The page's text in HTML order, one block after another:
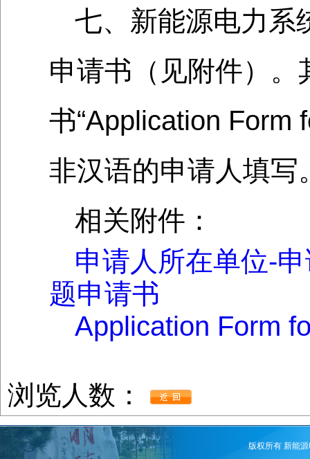
七、新能源电力系
申请书（见附件）
书“Application Form
非汉语的申请人填写
相关附件：
申请人所在单位-
题申请书
Application Form
浏览人数：
版权所有 新能